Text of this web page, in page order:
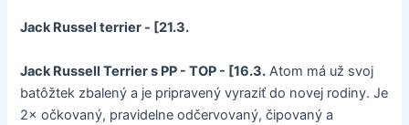
Jack Russel terrier - [21.3.
Jack Russell Terrier s PP - TOP - [16.3. Atom má už svoj
batôžtek zbalený a je pripravený vyraziť do novej rodiny. Je
2× očkovaný, pravidelne odčervovaný, čipovaný a